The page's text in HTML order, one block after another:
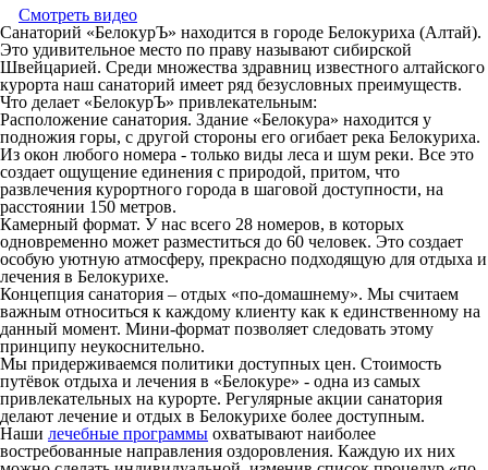
Смотреть видео
Санаторий «БелокурЪ» находится в городе Белокуриха (Алтай).
Это удивительное место по праву называют сибирской
Швейцарией. Среди множества здравниц известного алтайского
курорта наш санаторий имеет ряд безусловных преимуществ.
Что делает «БелокурЪ» привлекательным:
Расположение санатория. Здание «Белокура» находится у
подножия горы, с другой стороны его огибает река Белокуриха.
Из окон любого номера - только виды леса и шум реки. Все это
создает ощущение единения с природой, притом, что
развлечения курортного города в шаговой доступности, на
расстоянии 150 метров.
Камерный формат. У нас всего 28 номеров, в которых
одновременно может разместиться до 60 человек. Это создает
особую уютную атмосферу, прекрасно подходящую для отдыха и
лечения в Белокурихе.
Концепция санатория – отдых «по-домашнему». Мы считаем
важным относиться к каждому клиенту как к единственному на
данный момент. Мини-формат позволяет следовать этому
принципу неукоснительно.
Мы придерживаемся политики доступных цен. Стоимость
путёвок отдыха и лечения в «Белокуре» - одна из самых
привлекательных на курорте. Регулярные акции санатория
делают лечение и отдых в Белокурихе более доступным.
Наши лечебные программы охватывают наиболее
востребованные направления оздоровления. Каждую их них